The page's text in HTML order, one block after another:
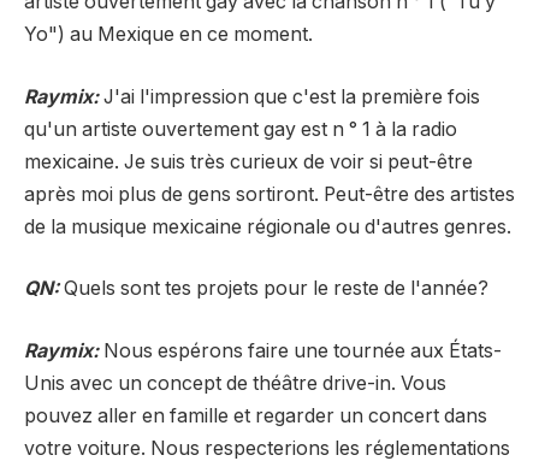
Yo") au Mexique en ce moment.
Raymix:J'ai l'impression que c'est la première fois
qu'un artiste ouvertement gay est n ° 1 à la radio
mexicaine. Je suis très curieux de voir si peut-être
après moi plus de gens sortiront. Peut-être des artistes
de la musique mexicaine régionale ou d'autres genres.
QN:Quels sont tes projets pour le reste de l'année?
Raymix:Nous espérons faire une tournée aux États-
Unis avec un concept de théâtre drive-in. Vous
pouvez aller en famille et regarder un concert dans
votre voiture. Nous respecterions les réglementations